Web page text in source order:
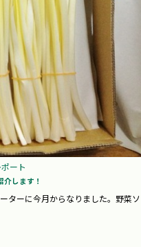
ート
します！
ターに今月からなりました。野菜ソ